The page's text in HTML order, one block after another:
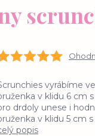
vyrábíme
v klidu 6 cm
drdoly unese i
v klidu 5 cm
popis